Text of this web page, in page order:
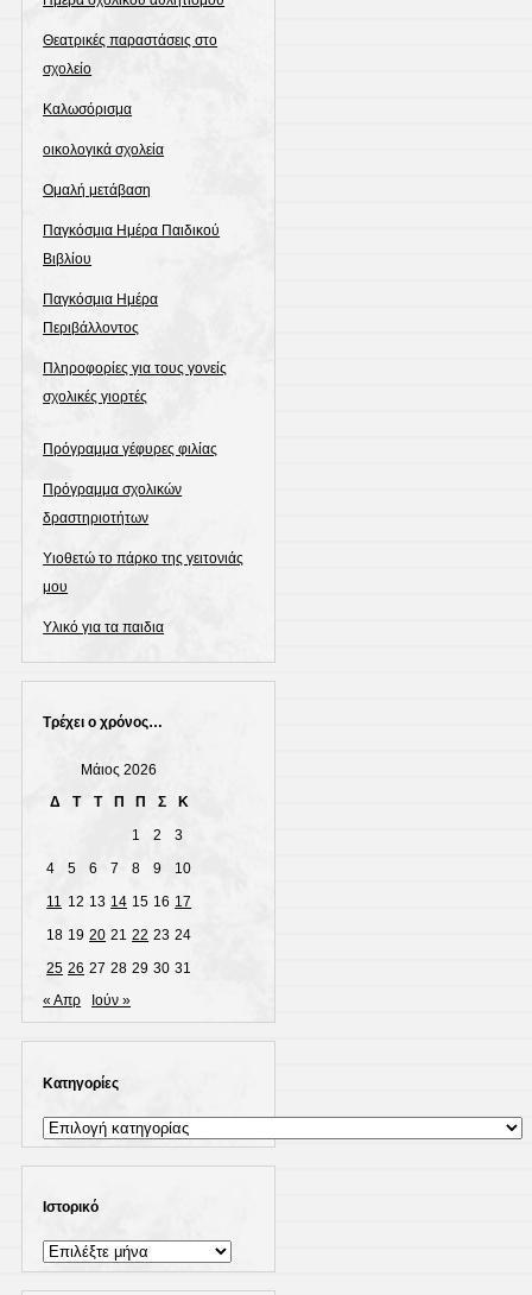
Θεατρικές παραστάσεις στο
σχολείο
Καλωσόρισμα
οικολογικά σχολεία
Ομαλή μετάβαση
Παγκόσμια Ημέρα Παιδικού
Βιβλίου
Παγκόσμια Ημέρα
Περιβάλλοντος
Πληροφορίες για τους γονείς
σχολικές γιορτές
Πρόγραμμα γέφυρες φιλίας
Πρόγραμμα σχολικών
δραστηριοτήτων
Υιοθετώ το πάρκο της γειτονιάς
μου
Υλικό για τα παιδια
Τρέχει ο χρόνος…
Μάιος 2026
Δ
Τ Τ Π Π Σ
Κ
1
2
3
4
5 6 7 8 9
10
11 12 13 14 15 16 17
18 19 20 21 22 23 24
25 26 27 28 29 30 31
« Απρ
Ιούν »
Kατηγορίες
Kατηγορίες
Ιστορικό
Ιστορικό